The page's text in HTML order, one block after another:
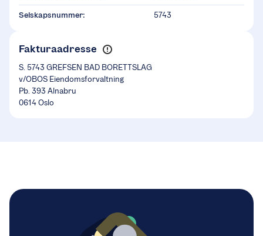
Selskapsnummer: 5743
Fakturaadresse
S. 5743 GREFSEN BAD BORETTSLAG
v/OBOS Eiendomsforvaltning
Pb. 393 Alnabru
0614 Oslo